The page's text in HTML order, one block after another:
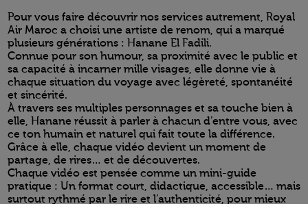
Pour vous faire découvrir nos services autrement, Royal
Air Maroc a choisi une artiste de renom, qui a marqué
plusieurs générations : Hanane El Fadili.
Connue pour son humour, sa proximité avec le public et
sa capacité à incarner mille visages, elle donne vie à
chaque situation du voyage avec légèreté, spontanéité
et sincérité.
À travers ses multiples personnages et sa touche bien à
elle, Hanane réussit à parler à chacun d’entre vous, avec
ce ton humain et naturel qui fait toute la différence.
Grâce à elle, chaque vidéo devient un moment de
partage, de rires… et de découvertes.
Chaque vidéo est pensée comme un mini-guide
pratique : Un format court, didactique, accessible… mais
surtout rythmé par le rire et l’authenticité, pour mieux